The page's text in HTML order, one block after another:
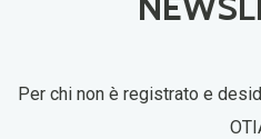
Per chi non è registrato e